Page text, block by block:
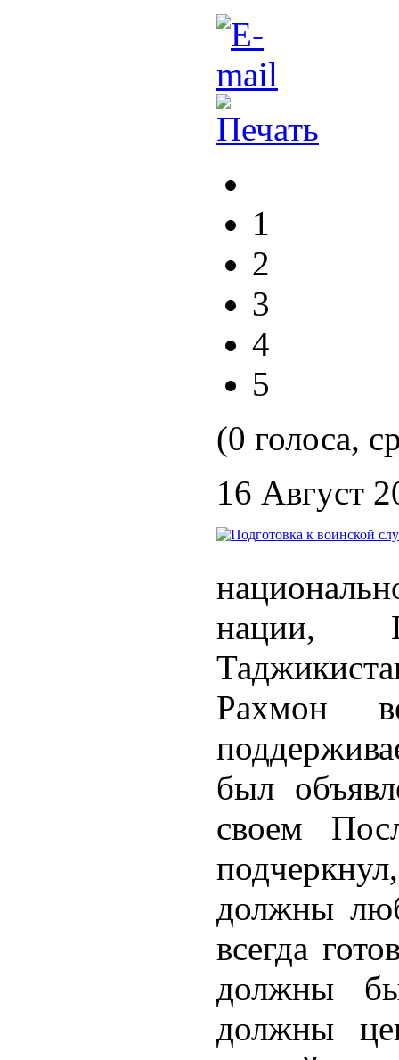
1
2
3
4
5
(0 голоса,
16 Август
нации,
Рахмон
был
своем
должны
всегда
должны
должны